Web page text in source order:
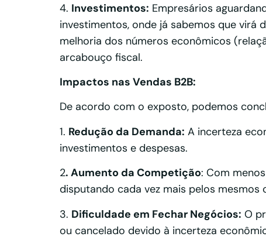
4. Investimentos: Empresários
investimentos, onde já sabemos que virá
melhoria dos números econômicos
arcabouço fiscal.
Impactos nas Vendas B2B:
De acordo com o exposto, podemos
1. Redução da Demanda: A incerteza
investimentos e despesas.
2. Aumento da Competição: Com
disputando cada vez mais pelos mesmos
3. Dificuldade em Fechar Negócios: O
ou cancelado devido à incerteza